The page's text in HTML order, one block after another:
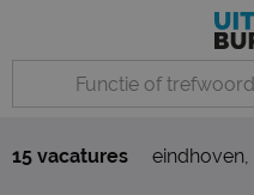
15 vacatures eindhoven,